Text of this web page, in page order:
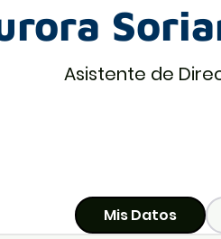
Asistente de
Mis Datos